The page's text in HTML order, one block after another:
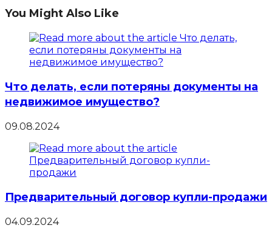
You Might Also Like
Что делать, если потеряны документы на
недвижимое имущество?
09.08.2024
Предварительный договор купли-продажи
04.09.2024